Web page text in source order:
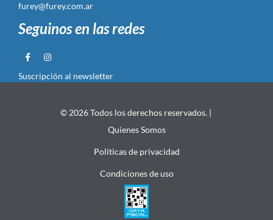
furey@furey.com.ar
Seguinos en las redes
Suscripción al newsletter
© 2026 Todos los derechos reservados. |
Quienes Somos
Politicas de privacidad
Condiciones de uso